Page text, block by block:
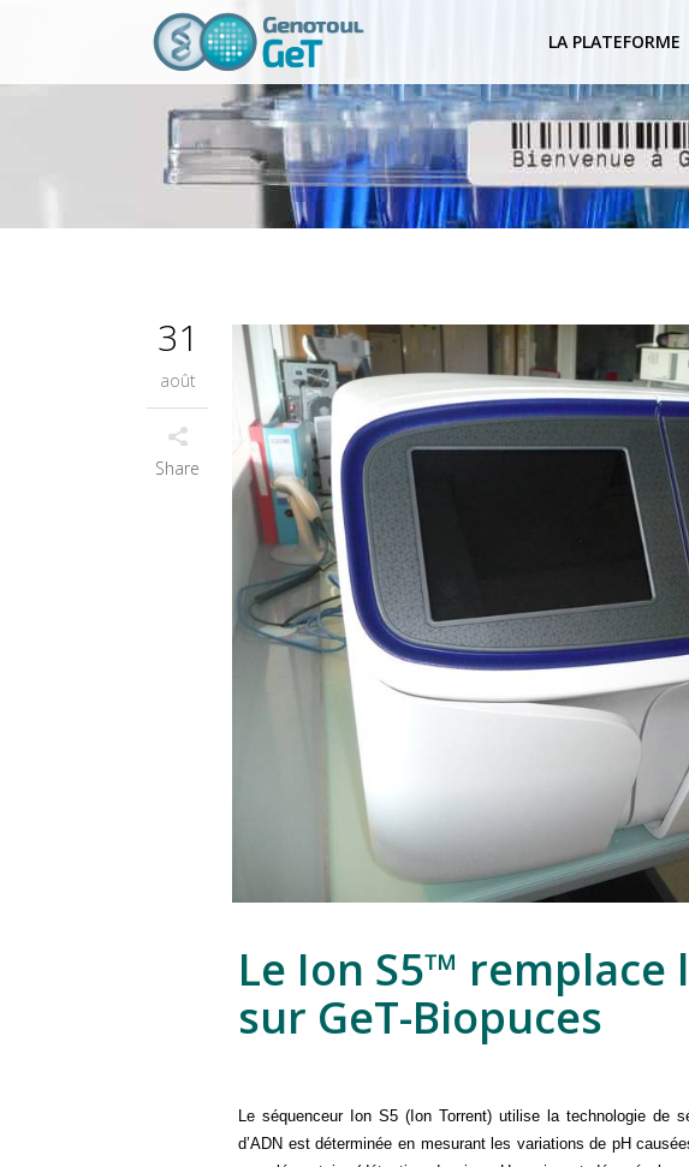
LA PLATEFORME
31
août
Share
Le Ion S5™ remplace
sur GeT-Biopuces
Le séquenceur Ion S5 (Ion Torrent) utilise la technologie de
d’ADN est déterminée en mesurant les variations de pH